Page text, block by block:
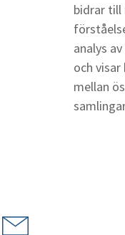
bidrar till
analys
och
mellan